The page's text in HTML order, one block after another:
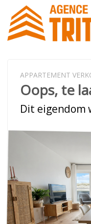
APPARTEMENT
Oops, te
Dit eigendom